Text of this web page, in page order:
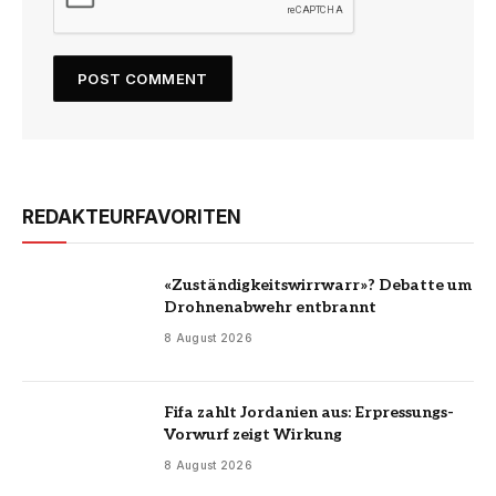
REDAKTEURFAVORITEN
«Zuständigkeitswirrwarr»? Debatte um
Drohnenabwehr entbrannt
8 August 2026
Fifa zahlt Jordanien aus: Erpressungs-
Vorwurf zeigt Wirkung
8 August 2026